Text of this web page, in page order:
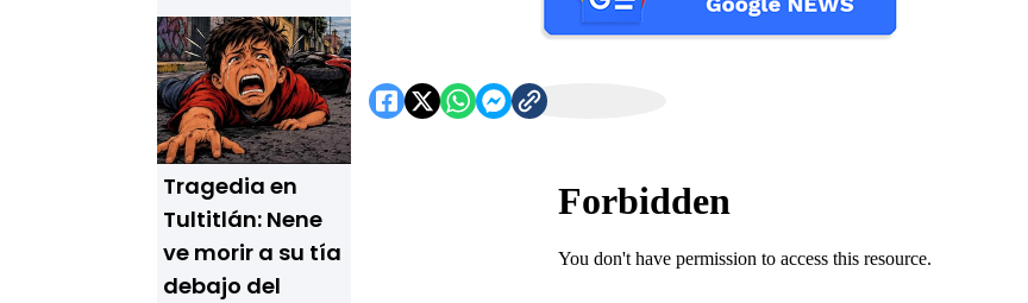
Tragedia en
Tultitlán: Nene
ve morir a su tía
debajo del